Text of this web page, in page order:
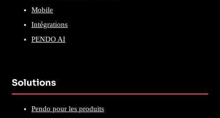
Mobile
Intégrations
PENDO AI
Solutions
Pendo pour les produits